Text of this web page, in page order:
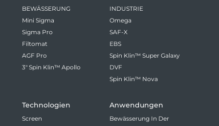
BEWÄSSERUNG
Mini Sigma
Sigma Pro
Filtomat
AGF Pro
3" Spin Klin™ Apollo
INDUSTRIE
Omega
SAF-X
EBS
Spin Klin™ Super Galaxy
DVF
Spin Klin™ Nova
Technologien
Screen
Anwendungen
Bewässerung In Der